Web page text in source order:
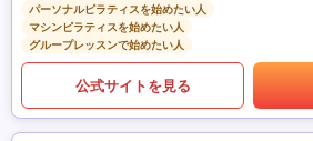
パーソナルピラティスを始めたい人
マシンピラティスを始めたい人
グループレッスンで始めたい人
公式サイトを見る